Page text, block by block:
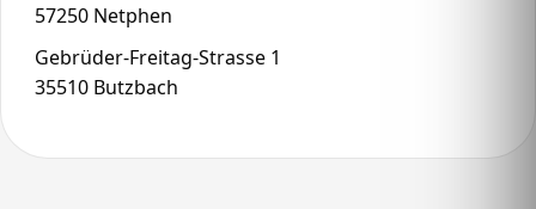
57250 Netphen
Gebrüder-Freitag-Strasse 1
35510 Butzbach